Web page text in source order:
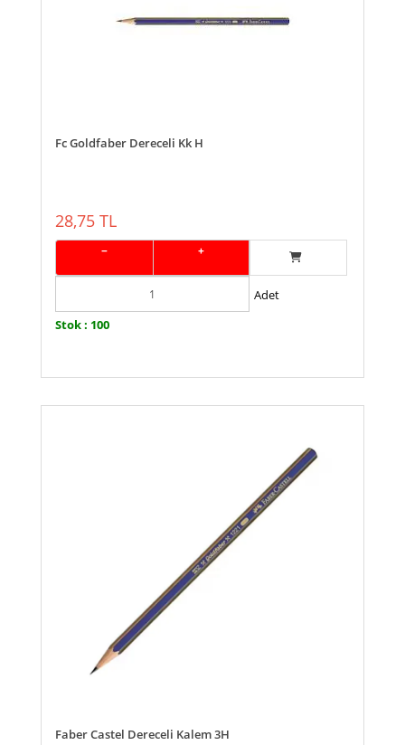
Fc Goldfaber Dereceli Kk H
28,75 TL
− +
Adet
Stok : 100
Faber Castel Dereceli Kalem 3H